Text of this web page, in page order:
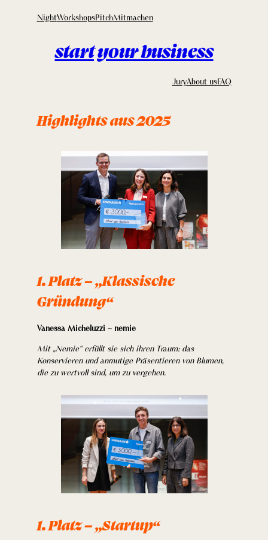
NightWorkshopsPitchMitmachen
start your business
JuryAbout usFAQ
Highlights aus 2025
1. Platz – „Klassische
Gründung“
Vanessa Micheluzzi – nemie
Mit „Nemie“ erfüllt sie sich ihren Traum: das
Konservieren und anmutige Präsentieren von Blumen,
die zu wertvoll sind, um zu vergehen.
1. Platz – „Startup“